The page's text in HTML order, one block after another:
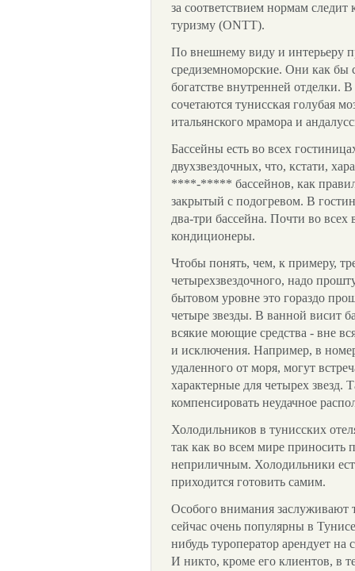
за соответствием нормам
туризму (ONTT).
По внешнему виду и интерьеру
средиземноморские. Они как бы
богатстве внутренней отделки.
сочетаются тунисская голубая
итальянского мрамора и
Бассейны есть во всех
двухзвездочных, что, кстати,
****-***** бассейнов, как
закрытый с подогревом. В
два-три бассейна. Почти во всех
кондиционеры.
Чтобы понять, чем, к примеру,
четырехзвездочного, надо
бытовом уровне это гораздо
четыре звезды. В ванной висит
всякие моющие средства - вне
и исключения. Например, в
удаленного от моря, могут
характерные для четырех звезд.
компенсировать неудачное
Холодильников в тунисских
так как во всем мире приносить
неприличным. Холодильники
приходится готовить самим.
Особого внимания заслуживают
сейчас очень популярны в
нибудь туроператор арендует
И никто, кроме его клиентов, в